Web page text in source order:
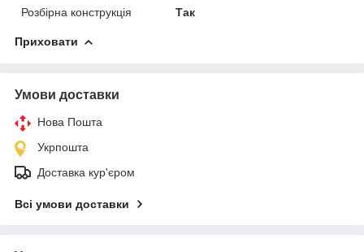
Розбірна конструкція
Так
Приховати
Умови доставки
Нова Пошта
Укрпошта
Доставка кур'єром
Всі умови доставки